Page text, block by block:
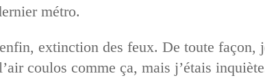
métro.
extinction des feux. De toute façon,
coulos comme ça, mais j’étais